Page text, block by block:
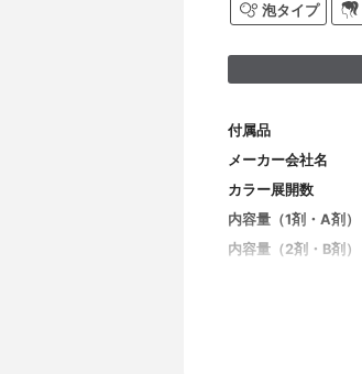
泡タイプ
付属品
メーカー会社名
カラー展開数
内容量（1剤・A剤）
内容量（2剤・B剤）